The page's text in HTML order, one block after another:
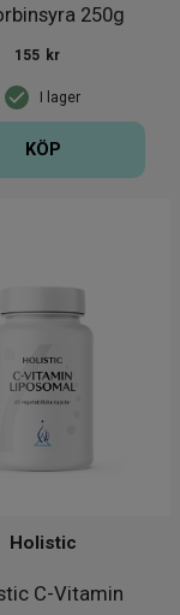
250g
I lager
155 kr
KÖP
C-Vitamin
Holistic